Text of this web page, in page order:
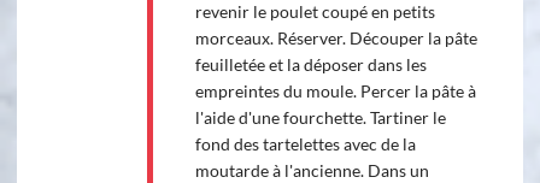
revenir le poulet coupé en petits
morceaux. Réserver. Découper la pâte
feuilletée et la déposer dans les
empreintes du moule. Percer la pâte à
l'aide d'une fourchette. Tartiner le
fond des tartelettes avec de la
moutarde à l'ancienne. Dans un